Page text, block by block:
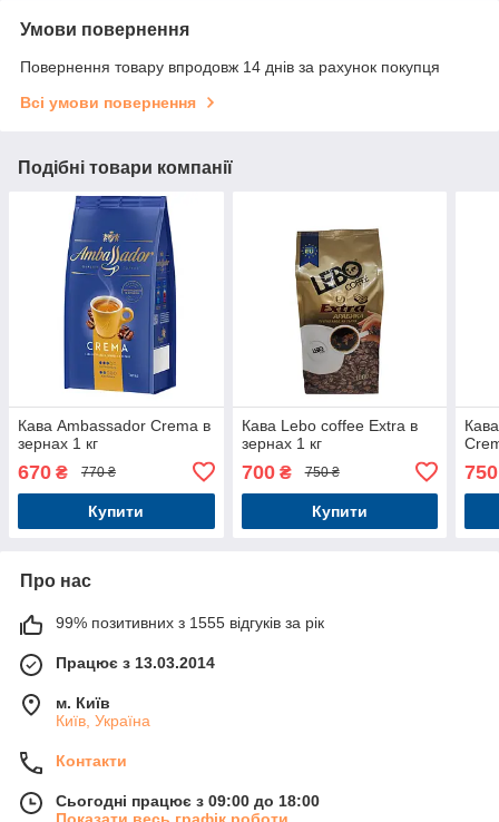
Умови повернення
Повернення товару впродовж 14 днів за рахунок покупця
Всі умови повернення
Подібні товари компанії
Кава Ambassador Crema в
зернах 1 кг
670 ₴ 770 ₴
Купити
Кава Lebo coffee Extra в
зернах 1 кг
700₴ 750 ₴
Купити
750
Про нас
99% позитивних з 1555 відгуків за рік
Працює з 13.03.2014
м. Київ
Київ, Україна
Контакти
Сьогодні працює з 09:00 до 18:00